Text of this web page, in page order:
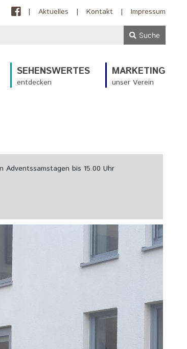
| Aktuelles | Kontakt | Impressum
Suche
SEHENSWERTES
entdecken
MARKETING
unser Verein
Adventssamstagen bis 15.00 Uhr